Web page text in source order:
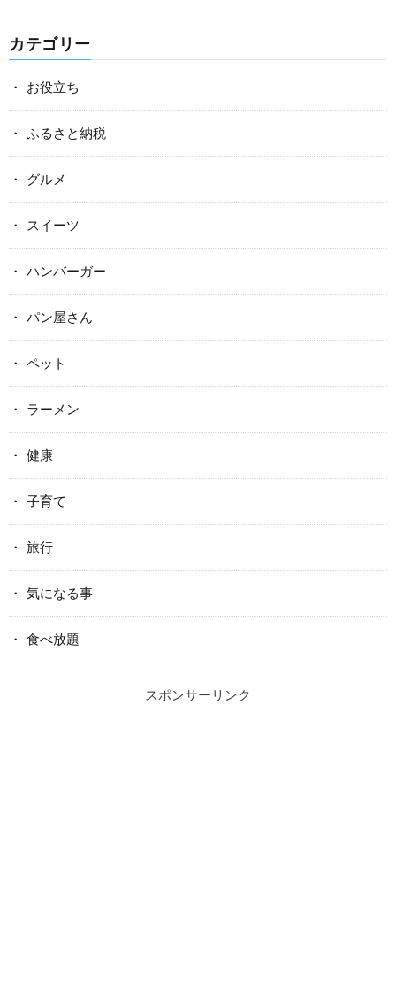
カテゴリー
お役立ち
ふるさと納税
グルメ
スイーツ
ハンバーガー
パン屋さん
ペット
ラーメン
健康
子育て
旅行
気になる事
食べ放題
スポンサーリンク